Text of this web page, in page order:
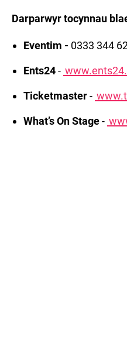
Darparwyr tocynnau
Eventim - 0333 344
Ents24-
Ticketmaster-
What’s On Stage-